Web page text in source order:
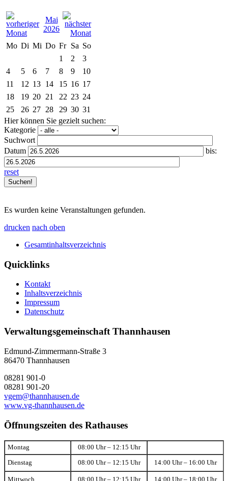
Mai
2026
Mo Di Mi Do Fr Sa So
1
2
3
4
5 6 7 8 9
10
11
12 13 14 15 16 17
18
19 20 21 22 23 24
25
26 27 28 29 30 31
Hier können Sie gezielt suchen:
Kategorie
Suchwort
Datum
bis:
reset
Es wurden keine Veranstaltungen gefunden.
drucken nach oben
Gesamtinhaltsverzeichnis
Quicklinks
Kontakt
Inhaltsverzeichnis
Impressum
Datenschutz
Verwaltungsgemeinschaft Thannhausen
Edmund-Zimmermann-Straße 3
86470 Thannhausen
08281 901-0
08281 901-20
vgem@thannhausen.de
www.vg-thannhausen.de
Öffnungszeiten des Rathauses
Montag 08:00 Uhr – 12:15 Uhr
Dienstag 08:00 Uhr – 12:15 Uhr 14:00 Uhr – 16:00 Uhr